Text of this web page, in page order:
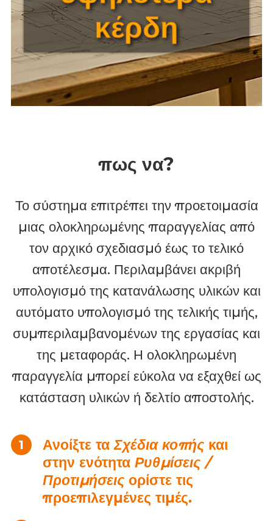
κέρδη
πως να?
Το σύστημα επιτρέπει την προετοιμασία
μιας ολοκληρωμένης παραγγελίας από
τον αρχικό σχεδιασμό έως το τελικό
αποτέλεσμα. Περιλαμβάνει ακριβή
υπολογισμό της κατανάλωσης υλικών και
αυτόματο υπολογισμό της τελικής τιμής,
συμπεριλαμβανομένων της εργασίας και
της μεταφοράς. Η ολοκληρωμένη
παραγγελία μπορεί εύκολα να εξαχθεί ως
κατάσταση υλικών ή δελτίο αποστολής.
Ανοίξτε ταΣχέδια κοπής και
στην ενότητα Ρυθμίσεις /
Προτιμήσεις ορίστε τις
προεπιλεγμένες τιμές.